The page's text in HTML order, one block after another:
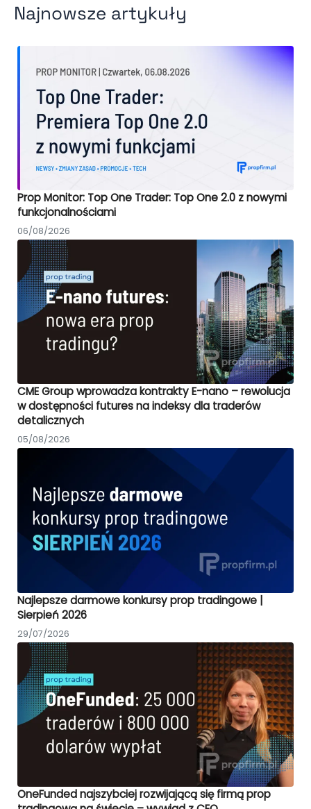
Najnowsze artykuły
Prop Monitor: Top One Trader: Top One 2.0 z nowymi
funkcjonalnościami
06/08/2026
CME Group wprowadza kontrakty E-nano – rewolucja
w dostępności futures na indeksy dla traderów
detalicznych
05/08/2026
Najlepsze darmowe konkursy prop tradingowe |
Sierpień 2026
29/07/2026
OneFunded najszybciej rozwijającą się firmą prop